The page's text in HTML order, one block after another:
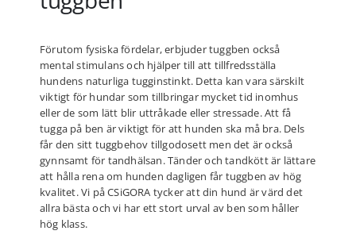
Förutom fysiska fördelar, erbjuder tuggben också
mental stimulans och hjälper till att tillfredsställa
hundens naturliga tugginstinkt. Detta kan vara särskilt
viktigt för hundar som tillbringar mycket tid inomhus
eller de som lätt blir uttråkade eller stressade. Att få
tugga på ben är viktigt för att hunden ska må bra. Dels
får den sitt tuggbehov tillgodosett men det är också
gynnsamt för tandhälsan. Tänder och tandkött är lättare
att hålla rena om hunden dagligen får tuggben av hög
kvalitet. Vi på CSiGORA tycker att din hund är värd det
allra bästa och vi har ett stort urval av ben som håller
hög klass.